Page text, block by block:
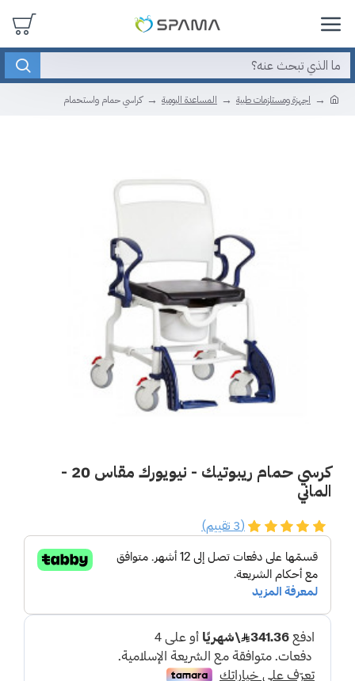
اجهزة ومستلزمات طبية المساعدة اليومية كراسي حمام واستحمام
كرسي حمام ريبوتيك - نيويورك مقاس 20 -
الماني
(3 تقييم)